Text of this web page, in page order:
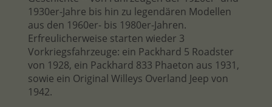
1930er-Jahre bis hin zu legendären Modellen
aus den 1960er- bis 1980er-Jahren.
Erfreulicherweise starten wieder 3
Vorkriegsfahrzeuge: ein Packhard 5 Roadster
von 1928, ein Packhard 833 Phaeton aus 1931,
sowie ein Original Willeys Overland Jeep von
1942.